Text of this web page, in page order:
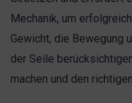
Mechanik, um
Gewicht, die Bewegung
der Seile
machen und den